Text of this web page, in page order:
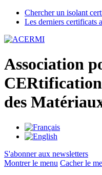
Chercher un isolant
Les derniers certificats
Association
CERtification
des M
S'abonner aux newsletters
Montrer le menu Cacher le